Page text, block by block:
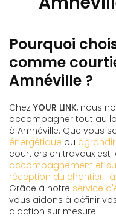
Pourquoi
comme
Amnéville ?
Chez YOUR LINK, nous
accompagner tout au
à Amnéville. Que vous
énergétique ou
courtiers en travaux est
accompagnement et
réception du chantier :
Grâce à notre service
vous aidons à définir
d'action sur mesure.